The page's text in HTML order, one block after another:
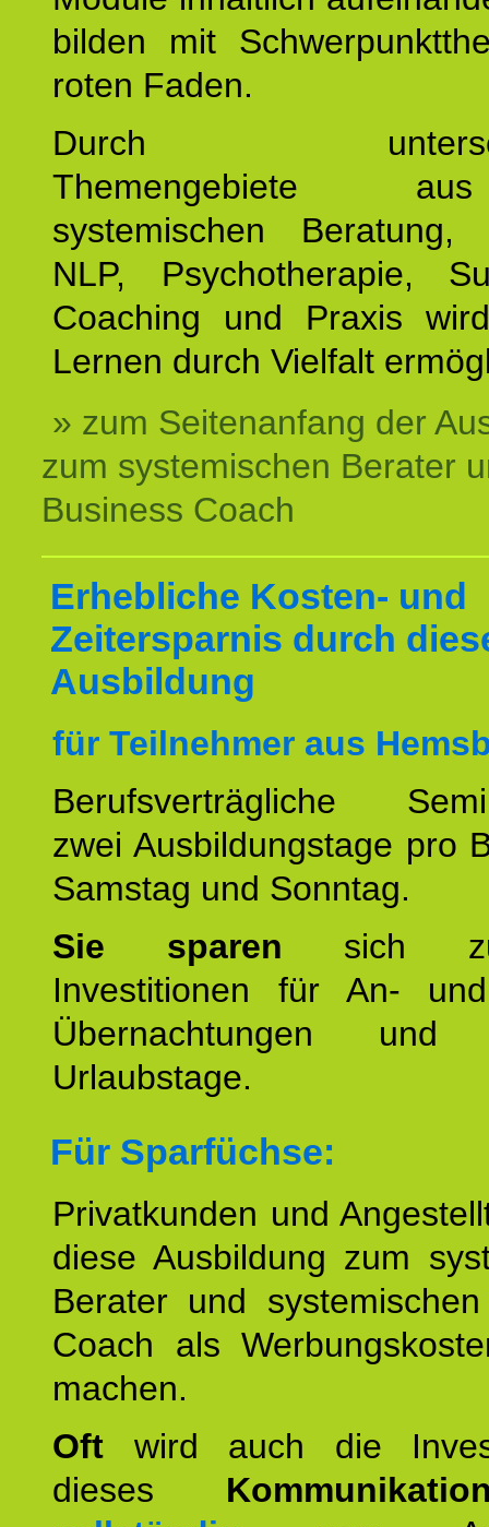
bilden mit
roten Faden.
Durch
Themengebiete
systemischen Beratung,
NLP, Psychotherapie,
Coaching und Praxis
Lernen durch Vielfalt
» zum Seitenanfang der
zum systemischen Berater
Business Coach
Erhebliche Kosten- und
Zeitersparnis durch
Ausbildung
für Teilnehmer aus
Berufsverträgliche
zwei Ausbildungstage pro
Samstag und Sonntag.
Sie sparen sich
Investitionen für An-
Übernachtungen und
Urlaubstage.
Für Sparfüchse:
Privatkunden und
diese Ausbildung zum
Berater und
Coach als
machen.
Oft wird auch die
dieses